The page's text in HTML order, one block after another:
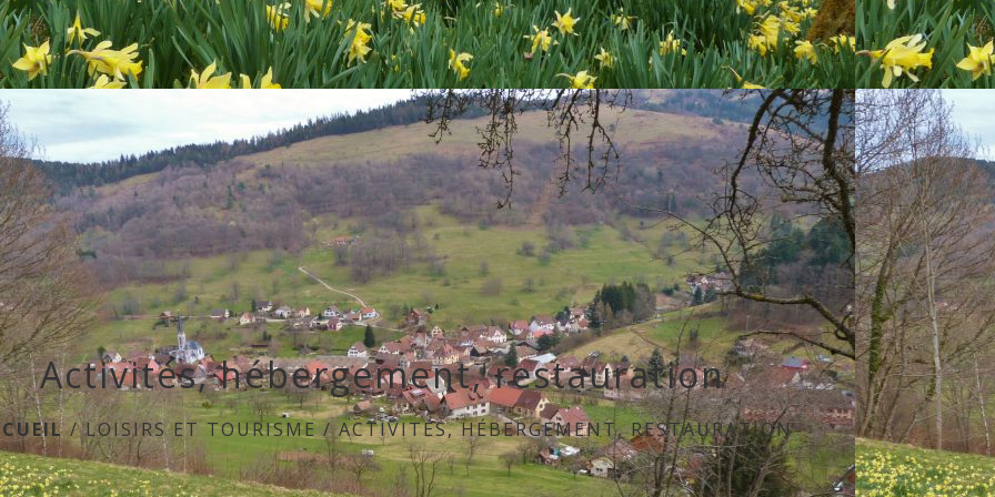
Activités, hébergement, restauration
/LOISIRS ET TOURISME/ACTIVITÉS, HÉBERGEMENT, RESTAURATION